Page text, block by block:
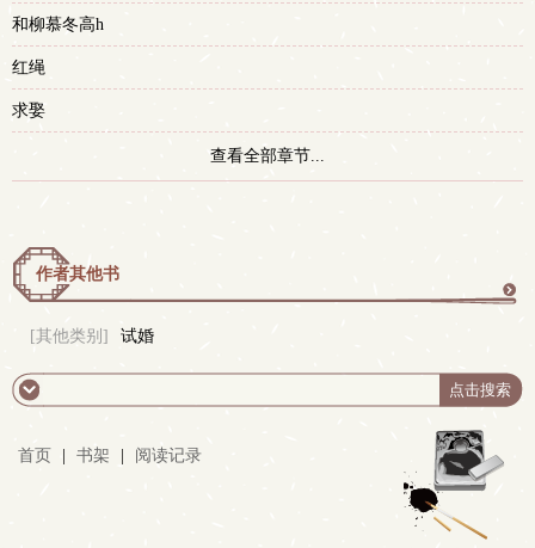
和柳慕冬高h
红绳
求娶
查看全部章节...
作者其他书
多
[其他类别] 试婚
首页 书架 阅读记录